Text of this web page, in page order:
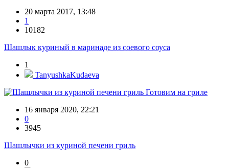
20 марта 2017, 13:48
1
10182
Шашлык куриный в маринаде из соевого соуса
1
TanyushkaKudaeva
Готовим на гриле
16 января 2020, 22:21
0
3945
Шашлычки из куриной печени гриль
0